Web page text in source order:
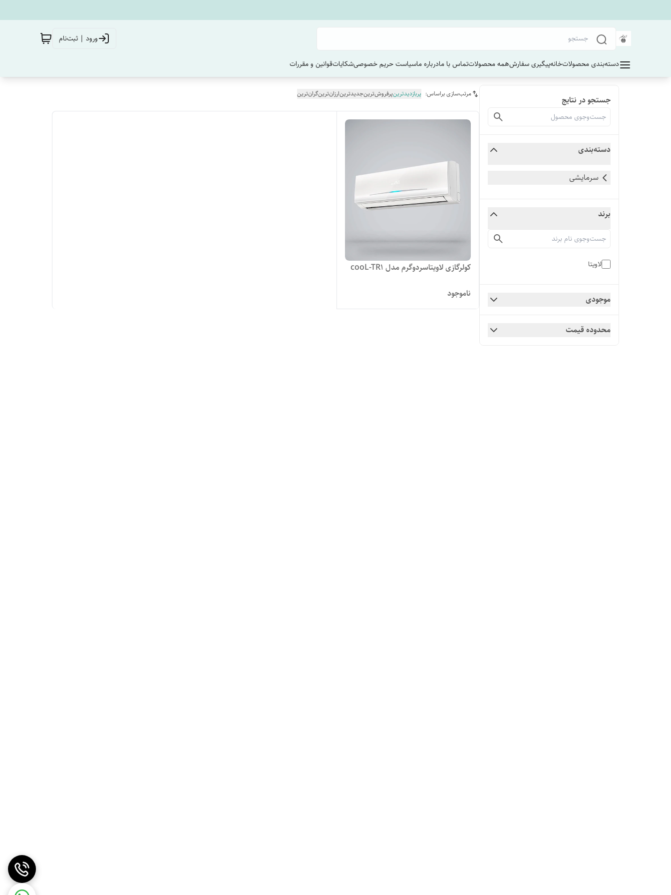
ورود | ثبت‌نام
دسته‌بندی محصولاتخانهپیگیری سفارشهمه محصولاتتماس با مادرباره ماسیاست حریم خصوصیشکایاتقوانین و مقررات
جستجو در نتایج
دسته‌بندی
سرمایشی
برند
لاویتا
موجودی
محدوده قیمت
مرتب‌سازی براساس: پربازدیدترینپرفروش‌ترینجدیدترینارزان‌ترینگران‌ترین
کولرگازی لاویتاسردوگرم مدل cooL-TR1
ناموجود